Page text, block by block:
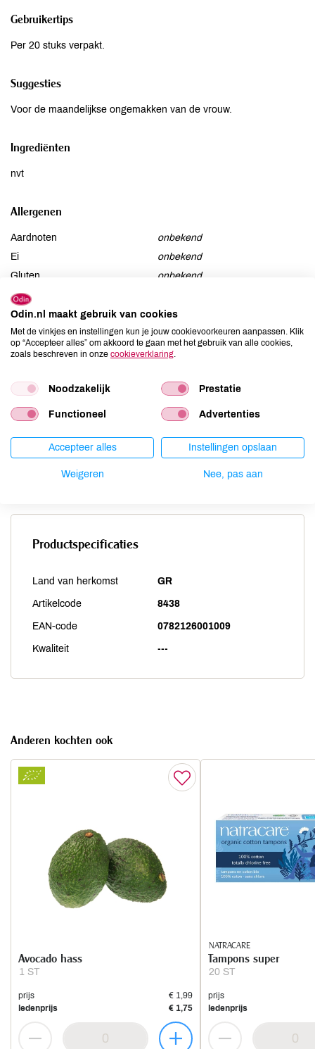
Gebruikertips
Per 20 stuks verpakt.
Suggesties
Voor de maandelijkse ongemakken van de vrouw.
Ingrediënten
nvt
Allergenen
Aardnoten
onbekend
Ei
onbekend
Gluten
onbekend
Lactose
Lupine
onbekend
Mosterd
onbekend
Noten
onbekend
Selderij
onbekend
Sesam
onbekend
Soja
onbekend
Vis
onbekend
Zwaveldioxide / sulfieten
Productspecificaties
Land van herkomst GR
Artikelcode 8438
EAN-code 0782126001009
Kwaliteit ---
Anderen kochten ook
1 ST
Avocado hass
prijs
€ 1,99
ledenprijs
€ 1,75
NATRACARE
20 ST
Tampons super
prijs
ledenprijs
Odin.nl maakt gebruik van cookies
Met de vinkjes en instellingen kun je jouw cookievoorkeuren aanpassen. Klik
op “Accepteer alles” om akkoord te gaan met het gebruik van alle cookies,
zoals beschreven in onze cookieverklaring.
Noodzakelijk Prestatie
Functioneel Advertenties
Accepteer alles Instellingen opslaan
Weigeren Nee, pas aan